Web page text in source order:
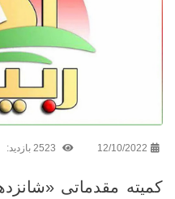
12/10/2022
کمیته مقدماتی